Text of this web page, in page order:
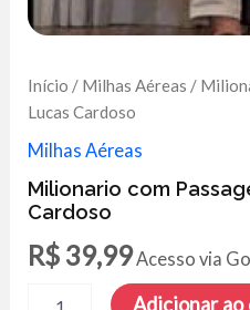
Início / Milhas Aéreas /
Lucas Cardoso
Milhas Aéreas
Milionario com
Cardoso
R$ 39,99Acesso via
Adicionar ao